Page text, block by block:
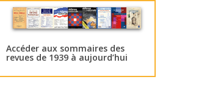
Accéder aux sommaires des
revues de 1939 à aujourd’hui